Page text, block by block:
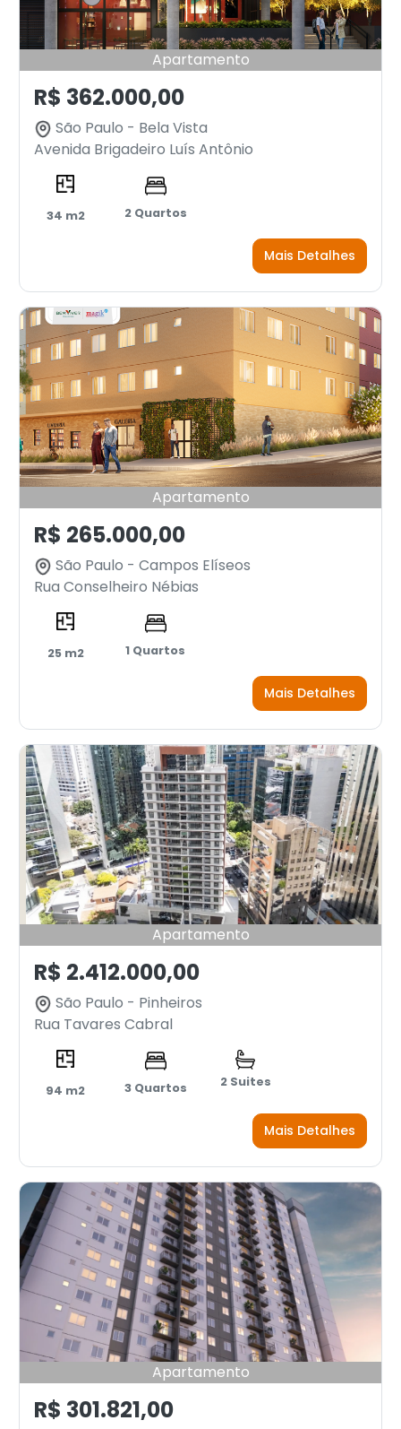
Apartamento
R$ 362.000,00
São Paulo - Bela Vista
Avenida Brigadeiro Luís Antônio
34 m2 2 Quartos
Mais Detalhes
Apartamento
R$ 265.000,00
São Paulo - Campos Elíseos
Rua Conselheiro Nébias
25 m2 1 Quartos
Mais Detalhes
Apartamento
R$ 2.412.000,00
São Paulo - Pinheiros
Rua Tavares Cabral
94 m2 3 Quartos 2 Suites
Mais Detalhes
Apartamento
R$ 301.821,00